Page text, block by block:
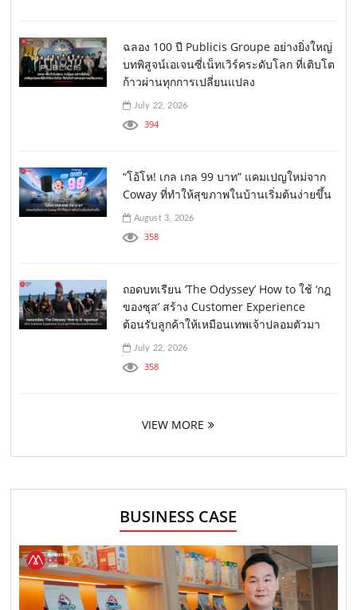
ฉลอง 100 ปี Publicis Groupe อย่างยิ่งใหญ่
บทพิสูจน์เอเจนซี่เน็ทเวิร์คระดับโลก ที่เติบโต
ก้าวผ่านทุกการเปลี่ยนแปลง
July 22, 2026
394
“โอ้โห! เกล เกล 99 บาท” แคมเปญใหม่จาก
Coway ที่ทำให้สุขภาพในบ้านเริ่มต้นง่ายขึ้น
August 3, 2026
358
ถอดบทเรียน ‘The Odyssey’ How to ใช้ ‘กฎ
ของซุส’ สร้าง Customer Experience
ต้อนรับลูกค้าให้เหมือนเทพเจ้าปลอมตัวมา
July 22, 2026
358
VIEW MORE
BUSINESS CASE